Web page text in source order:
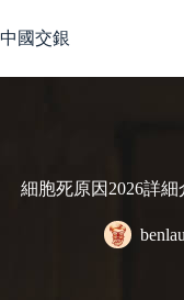
to
content
中國交銀
細胞死原因2026詳
benlau